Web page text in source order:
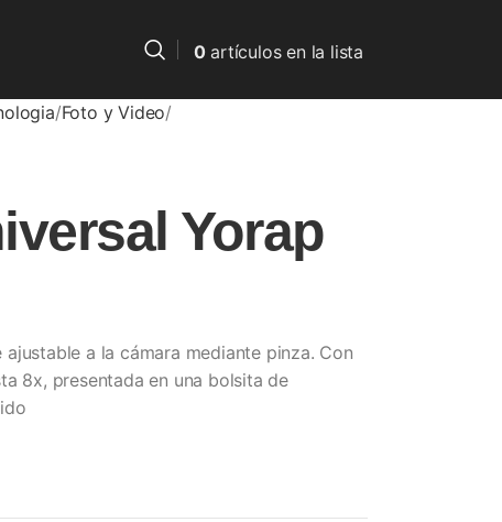
0artículosen la lista
Foto y Video
Yorap
a la cámara mediante pinza. Con
8x, presentada en una bolsita de